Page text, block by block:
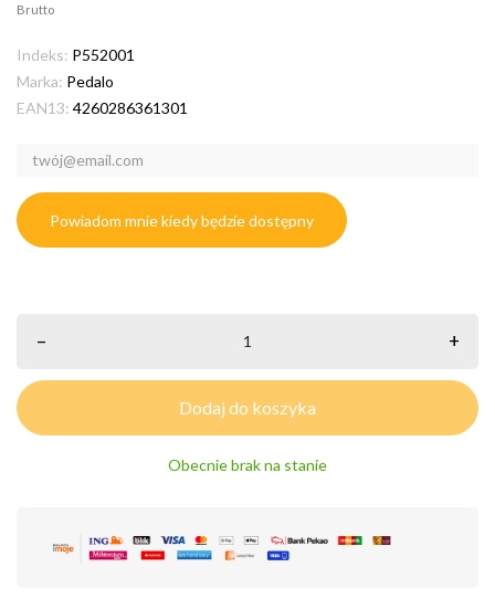
Brutto
Indeks: P552001
Marka: Pedalo
EAN13: 4260286361301
Powiadom mnie kiedy będzie dostępny
– +
Dodaj do koszyka
Obecnie brak na stanie